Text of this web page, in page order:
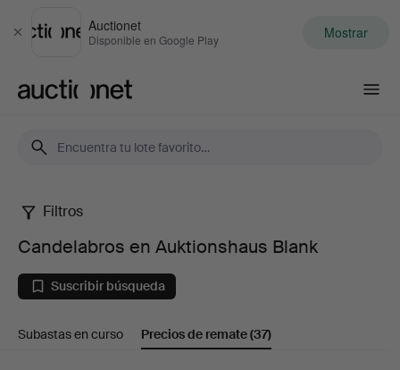
Cerrar
Auctionet
Disponible en Google Play Mostrar
Candelabros
en
Auktionshaus
Blank
Filtros
Candelabros en Auktionshaus Blank
Suscribir búsqueda
Subastas en curso Precios de remate(37)